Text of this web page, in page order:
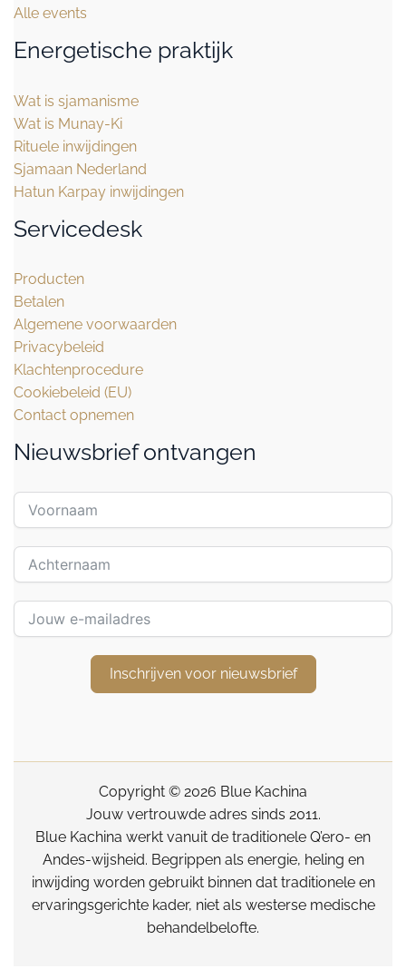
Alle events
Energetische praktijk
Wat is sjamanisme
Wat is Munay-Ki
Rituele inwijdingen
Sjamaan Nederland
Hatun Karpay inwijdingen
Servicedesk
Producten
Betalen
Algemene voorwaarden
Privacybeleid
Klachtenprocedure
Cookiebeleid (EU)
Contact opnemen
Nieuwsbrief ontvangen
Inschrijven voor nieuwsbrief
Copyright © 2026 Blue Kachina
Jouw vertrouwde adres sinds 2011.
Blue Kachina werkt vanuit de traditionele Q’ero- en
Andes-wijsheid. Begrippen als energie, heling en
inwijding worden gebruikt binnen dat traditionele en
ervaringsgerichte kader, niet als westerse medische
behandelbelofte.